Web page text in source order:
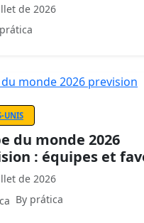
de 2026
UNIS
du monde 2026
: équipes et
de 2026
By prática